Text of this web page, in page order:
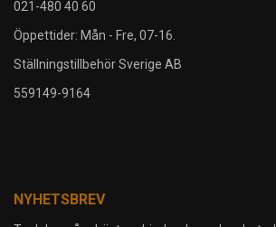
021-480 40 60
Öppettider: Mån - Fre, 07-16.
Ställningstillbehör Sverige AB
559149-9164
NYHETSBREV